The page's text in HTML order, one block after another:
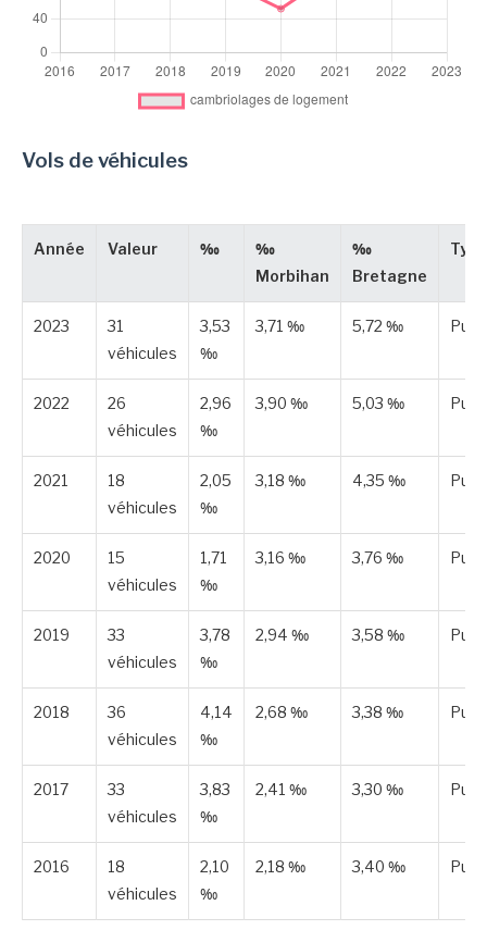
Vols de véhicules
Année Valeur ‰
‰
Morbihan
‰
Bretagne
Type
2023
31
véhicules
3,53
‰
3,71 ‰ 5,72 ‰
2022
26
véhicules
2,96
‰
3,90 ‰ 5,03 ‰
2021
18
véhicules
2,05
‰
3,18 ‰ 4,35 ‰
2020
15
véhicules
1,71
‰
3,16 ‰ 3,76 ‰
2019
33
véhicules
3,78
‰
2,94 ‰ 3,58 ‰
2018
36
véhicules
4,14
‰
2,68 ‰ 3,38 ‰
2017
33
véhicules
3,83
‰
2,41 ‰ 3,30 ‰
2016
18
véhicules
2,10
‰
2,18 ‰ 3,40 ‰